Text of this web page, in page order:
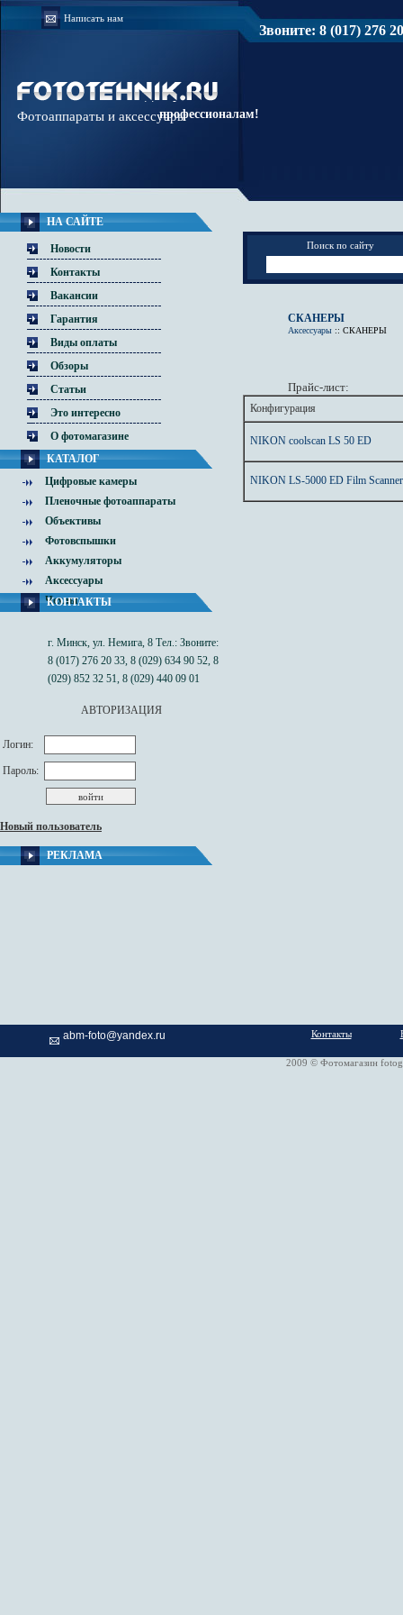
Написать нам
Звоните: 8 (017) 276
Доверяйте
профессионалам!
Фотоаппараты и аксессуары
НА САЙТЕ
Новости
Контакты
Вакансии
Гарантия
Виды оплаты
Обзоры
Статьи
Это интересно
О фотомагазине
КАТАЛОГ
Цифровые камеры
Пленочные фотоаппараты
Объективы
Фотовспышки
Аккумуляторы
Аксессуары
Чехлы
КОНТАКТЫ
г. Минск, ул. Немига, 8 Тел.: Звоните:
8 (017) 276 20 33, 8 (029) 634 90 52, 8
(029) 852 32 51, 8 (029) 440 09 01
АВТОРИЗАЦИЯ
Логин:
Пароль:
Новый пользователь
РЕКЛАМА
Поиск по сайту
СКАНЕРЫ
Аксессуары :: СКАНЕРЫ
Прайс-лист:
Конфигурация
NIKON coolscan LS 50 ED
NIKON LS-5000 ED Film
abm-foto@yandex.ru Контакты
2009 © Фотомагазин